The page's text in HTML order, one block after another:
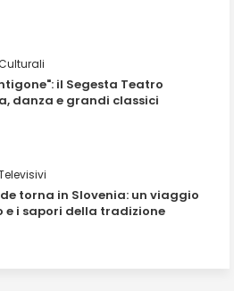
il Segesta Teatro
danza e grandi classici
torna in Slovenia: un viaggio
e i sapori della tradizione